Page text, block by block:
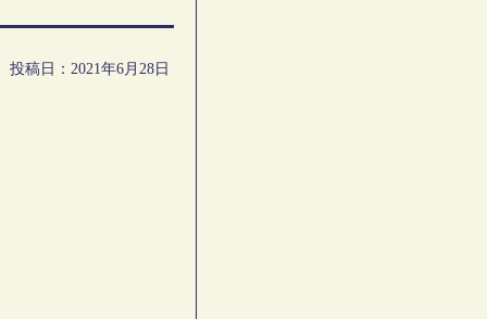
投稿日：2021年6月28日